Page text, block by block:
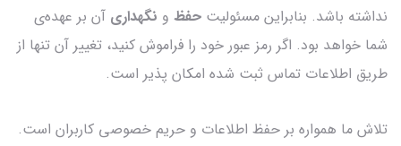
نداشته باشد. بنابراین مسئولیت حفظ و نگهداری آن بر عهده‌ی
شما خواهد بود. اگر رمز عبور خود را فراموش کنید، تغییر آن تنها از
طریق اطلاعات تماس ثبت شده امکان پذیر است.
تلاش ما همواره بر حفظ اطلاعات و حریم خصوصی کاربران است.